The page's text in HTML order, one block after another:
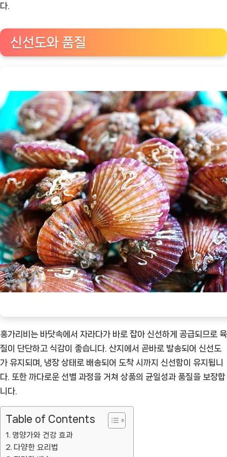
1kg
ㅣ
상
품]
다.
신선도와 품질
홍가리비는 바닷속에서 자라다가 바로 잡아 신선하게 공급되므로 육
질이 단단하고 식감이 좋습니다. 산지에서 곧바로 발송되어 신선도
가 유지되며, 냉장 상태로 배송되어 도착 시까지 신선함이 유지됩니
다. 또한 까다로운 선별 과정을 거쳐 상품의 균일성과 품질을 보장합
니다.
Table of Contents
영양가와 건강 효과
다양한 요리법